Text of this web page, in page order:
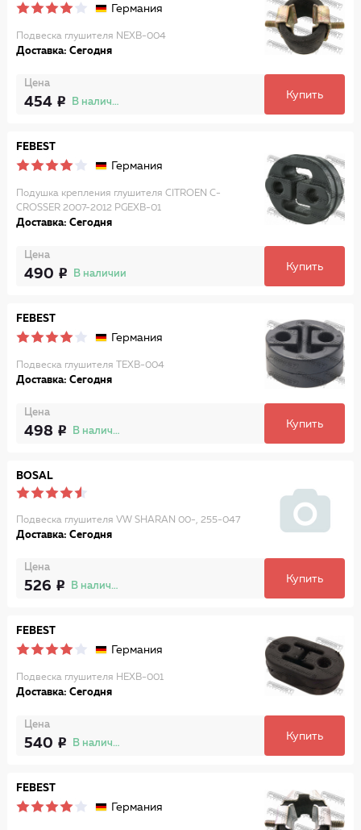
Германия
Подвеска глушителя NEXB-004
Доставка: Сегодня
Цена
454 В наличии
Купить
FEBEST
Германия
Подушка крепления глушителя CITROEN C-
CROSSER 2007-2012 PGEXB-01
Доставка: Сегодня
Цена
490 В наличии
Купить
FEBEST
Германия
Подвеска глушителя TEXB-004
Доставка: Сегодня
Цена
498 В наличии
Купить
BOSAL
Подвеска глушителя VW SHARAN 00-, 255-047
Доставка: Сегодня
Цена
526 В наличии
Купить
FEBEST
Германия
Подвеска глушителя HEXB-001
Доставка: Сегодня
Цена
540 В наличии
Купить
FEBEST
Германия